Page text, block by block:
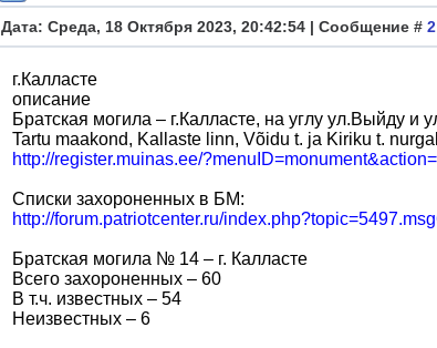
Дата: Среда, 18 Октября 2023, 20:42:54 | Сообщение # 2
г.Калласте
описание
Братская могила – г.Калласте, на углу ул.Выйду и
Tartu maakond, Kallaste linn, Võidu t. ja Kiriku t.
http://register.muinas.ee/
Списки захороненных в БМ:
http://forum.patriotcenter.ru/
Братская могила № 14 – г. Калласте
Всего захороненных – 60
В т.ч. известных – 54
Неизвестных – 6